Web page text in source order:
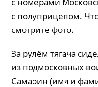
с полуприцепом.
смотрите фото.
За рулём тягача
из подмосковных
Самарин (имя и